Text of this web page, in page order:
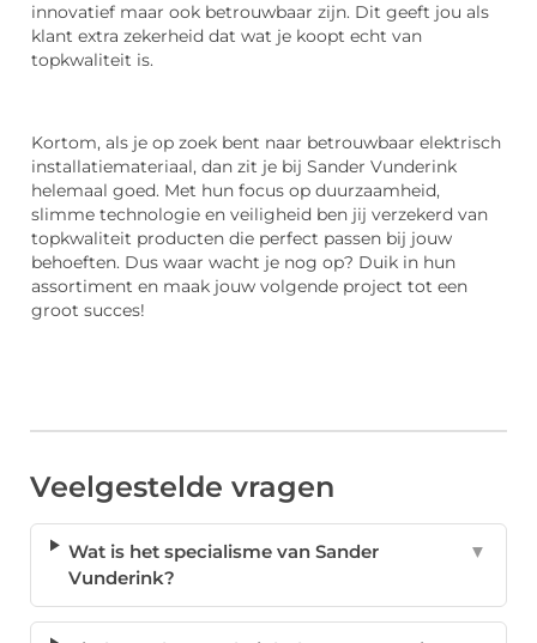
innovatief maar ook betrouwbaar zijn. Dit geeft jou als
klant extra zekerheid dat wat je koopt echt van
topkwaliteit is.
Kortom, als je op zoek bent naar betrouwbaar elektrisch
installatiemateriaal, dan zit je bij Sander Vunderink
helemaal goed. Met hun focus op duurzaamheid,
slimme technologie en veiligheid ben jij verzekerd van
topkwaliteit producten die perfect passen bij jouw
behoeften. Dus waar wacht je nog op? Duik in hun
assortiment en maak jouw volgende project tot een
groot succes!
Veelgestelde vragen
Wat is het specialisme van Sander
Vunderink?
▼